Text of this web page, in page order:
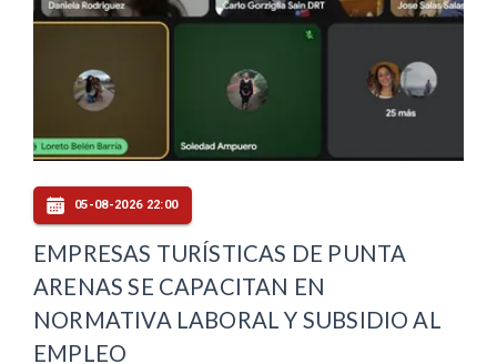
05-08-2026 22:00
EMPRESAS TURÍSTICAS DE PUNTA
ARENAS SE CAPACITAN EN
NORMATIVA LABORAL Y SUBSIDIO AL
EMPLEO